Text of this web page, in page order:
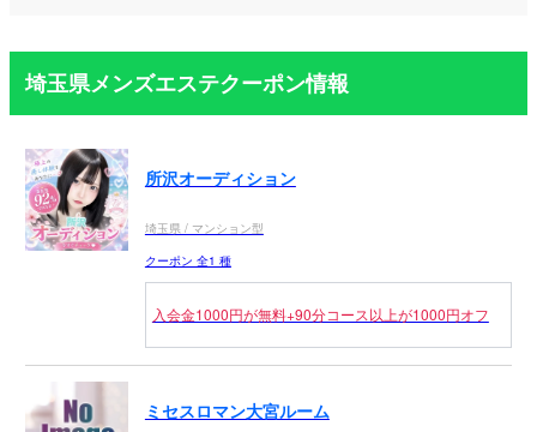
埼玉県メンズエステクーポン情報
所沢オーディション
埼玉県 / マンション型
クーポン 全1 種
入会金1000円が無料+90分コース以上が1000円オフ
ミセスロマン大宮ルーム